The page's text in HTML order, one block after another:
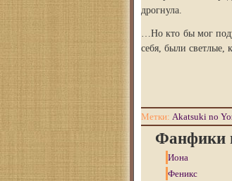
дрогнула.
…Но кто бы мог
себя, были светлые,
Метки: Akatsuki no
Фанфики
Иона
Феникс